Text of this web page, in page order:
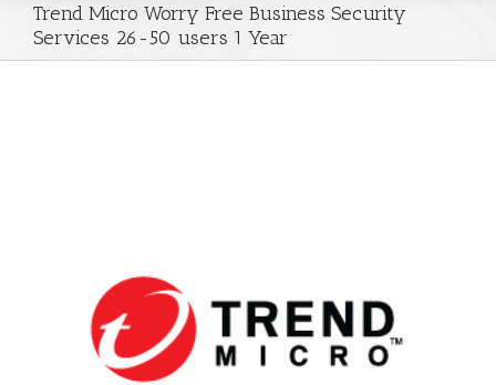
Trend Micro Worry Free Business Security
Services 26-50 users 1 Year